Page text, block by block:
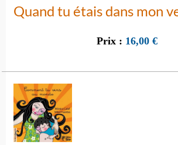
Quand tu étais dans mon
Prix : 16,00 €